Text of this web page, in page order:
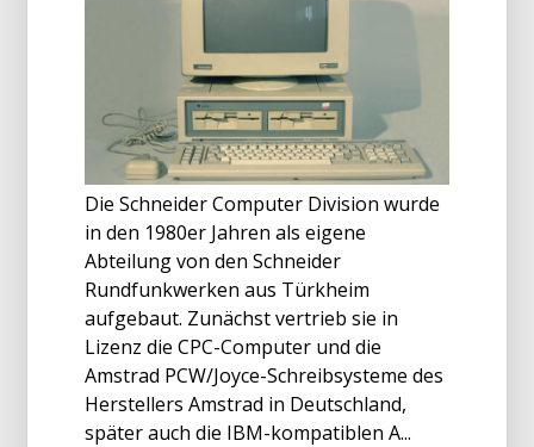
Die Schneider Computer Division wurde
in den 1980er Jahren als eigene
Abteilung von den Schneider
Rundfunkwerken aus Türkheim
aufgebaut. Zunächst vertrieb sie in
Lizenz die CPC-Computer und die
Amstrad PCW/Joyce-Schreibsysteme des
Herstellers Amstrad in Deutschland,
später auch die IBM-kompatiblen A...